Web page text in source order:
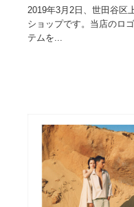
2019年3月2日、世田谷区
ショップです。当店のロ
テムを...